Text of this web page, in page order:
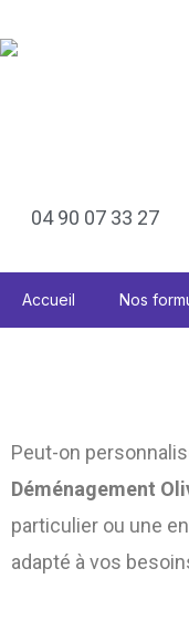
au
04 90 07 33 27
Accueil Nos
Peut-on
Déménagement
particulier ou une
adapté à vos